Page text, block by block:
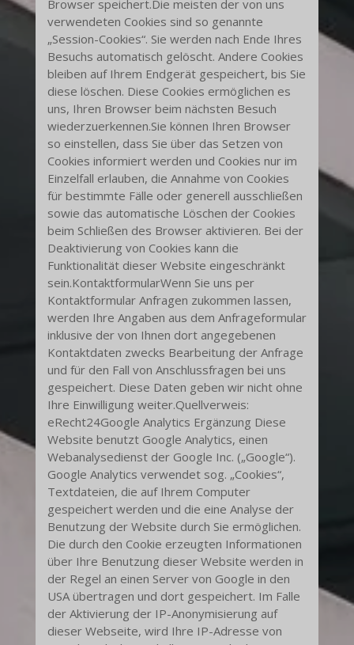
Browser speichert.Die meisten der von uns
verwendeten Cookies sind so genannte
„Session-Cookies“. Sie werden nach Ende Ihres
Besuchs automatisch gelöscht. Andere Cookies
bleiben auf Ihrem Endgerät gespeichert, bis Sie
diese löschen. Diese Cookies ermöglichen es
uns, Ihren Browser beim nächsten Besuch
wiederzuerkennen.Sie können Ihren Browser
so einstellen, dass Sie über das Setzen von
Cookies informiert werden und Cookies nur im
Einzelfall erlauben, die Annahme von Cookies
für bestimmte Fälle oder generell ausschließen
sowie das automatische Löschen der Cookies
beim Schließen des Browser aktivieren. Bei der
Deaktivierung von Cookies kann die
Funktionalität dieser Website eingeschränkt
sein.KontaktformularWenn Sie uns per
Kontaktformular Anfragen zukommen lassen,
werden Ihre Angaben aus dem Anfrageformular
inklusive der von Ihnen dort angegebenen
Kontaktdaten zwecks Bearbeitung der Anfrage
und für den Fall von Anschlussfragen bei uns
gespeichert. Diese Daten geben wir nicht ohne
Ihre Einwilligung weiter.Quellverweis:
eRecht24Google Analytics Ergänzung Diese
Website benutzt Google Analytics, einen
Webanalysedienst der Google Inc. („Google“).
Google Analytics verwendet sog. „Cookies“,
Textdateien, die auf Ihrem Computer
gespeichert werden und die eine Analyse der
Benutzung der Website durch Sie ermöglichen.
Die durch den Cookie erzeugten Informationen
über Ihre Benutzung dieser Website werden in
der Regel an einen Server von Google in den
USA übertragen und dort gespeichert. Im Falle
der Aktivierung der IP-Anonymisierung auf
dieser Webseite, wird Ihre IP-Adresse von